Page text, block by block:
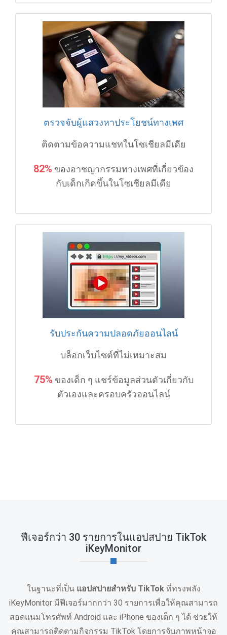
ตรวจจับผู้แสวงหาประโยชน์ทางเพศ
ติดตามข้อความแชทในโซเชียลมีเดีย
82% ของอาชญากรรมทางเพศที่เกี่ยวข้อง
กับเด็กเกิดขึ้นในโซเชียลมีเดีย
รับประกันความปลอดภัยออนไลน์
บล็อกเว็บไซต์ที่ไม่เหมาะสม
75% ของเด็ก ๆ แชร์ข้อมูลส่วนตัวเกี่ยวกับ
ตัวเองและครอบครัวออนไลน์
ฟีเจอร์กว่า 30 รายการในแอปสปาย TikTok
iKeyMonitor
ในฐานะที่เป็น แอปสปายสำหรับ TikTokที่ทรงพลัง
iKeyMonitor มีฟีเจอร์มากกว่า 30 รายการเพื่อให้คุณสามารถ
สอดแนมโทรศัพท์ Android และ iPhone ของเด็ก ๆ ได้ ช่วยให้
คุณสามารถติดตามกิจกรรม TikTok โดยการจับภาพหน้าจอ